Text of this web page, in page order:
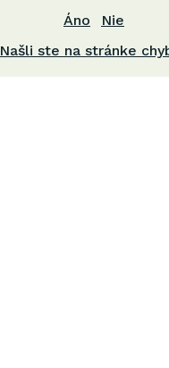
Áno
Nie
Našli ste na stránke